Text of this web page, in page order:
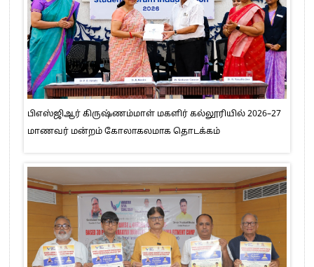
பிஎஸ்ஜிஆர் கிருஷ்ணம்மாள் மகளிர் கல்லூரியில் 2026–27
மாணவர் மன்றம் கோலாகலமாக தொடக்கம்